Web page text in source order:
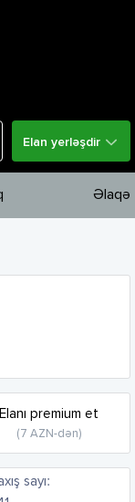
Elan yerləşdir
Əlaqə
Elanı premium et
(7 AZN-dən)
sayı: